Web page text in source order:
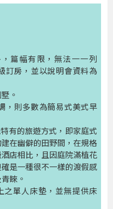
篇幅有限，無法一一列
訂房，並以說明會資料為
。
，則多數為簡易式美式早
有的旅遊方式，即家庭式
在幽僻的田野間，在規格
店相比，且因庭院滿植花
是一種很不一樣的渡假感
睞。
之單人床墊，並無提供床